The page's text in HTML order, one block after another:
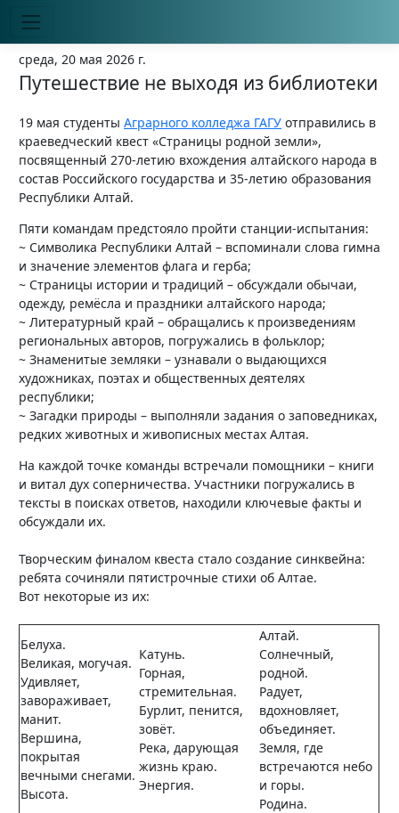
среда, 20 мая 2026 г.
Путешествие не выходя из библиотеки
19 мая студенты Аграрного колледжа ГАГУ отправились в
краеведческий квест «Страницы родной земли»,
посвященный 270-летию вхождения алтайского народа в
состав Российского государства и 35-летию образования
Республики Алтай.
Пяти командам предстояло пройти станции-испытания:
~ Символика Республики Алтай – вспоминали слова гимна
и значение элементов флага и герба;
~ Страницы истории и традиций – обсуждали обычаи,
одежду, ремёсла и праздники алтайского народа;
~ Литературный край – обращались к произведениям
региональных авторов, погружались в фольклор;
~ Знаменитые земляки – узнавали о выдающихся
художниках, поэтах и общественных деятелях
республики;
~ Загадки природы – выполняли задания о заповедниках,
редких животных и живописных местах Алтая.
На каждой точке команды встречали помощники – книги
и витал дух соперничества. Участники погружались в
тексты в поисках ответов, находили ключевые факты и
обсуждали их.
Творческим финалом квеста стало создание синквейна:
ребята сочиняли пятистрочные стихи об Алтае.
Вот некоторые из их:
Белуха.
Великая, могучая.
Удивляет,
завораживает,
манит.
Вершина,
покрытая
вечными снегами.
Высота.
Катунь.
Горная,
стремительная.
Бурлит, пенится,
зовёт.
Река, дарующая
жизнь краю.
Энергия.
Алтай.
Солнечный,
родной.
Радует,
вдохновляет,
объединяет.
Земля, где
встречаются небо
и горы.
Родина.